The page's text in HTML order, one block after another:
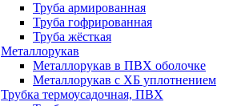
Труба армированная
Труба гофрированная
Труба жёсткая
Металлорукав
Металлорукав в ПВХ оболочке
Металлорукав с ХБ уплотнением
Трубка термоусадочная, ПВХ